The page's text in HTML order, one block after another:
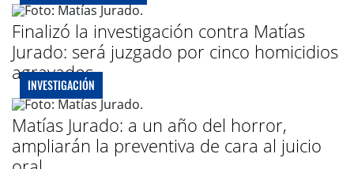
Finalizó la investigación contra Matías
Jurado: será juzgado por cinco homicidios
agravados
INVESTIGACIÓN
Matías Jurado: a un año del horror,
ampliarán la preventiva de cara al juicio